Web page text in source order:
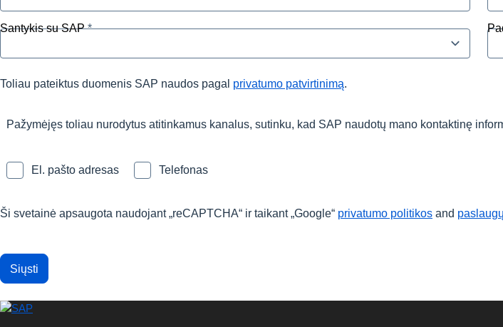
Santykis su SAP
Toliau pateiktus duomenis SAP naudos pagal privatumo patvirtinimą.
Pažymėjęs toliau nurodytus atitinkamus kanalus, sutinku, kad SAP naudotų mano kontaktinę
El. pašto adresas Telefonas
Ši svetainė apsaugota naudojant „reCAPTCHA“ ir taikant „Google“ privatumo politikos and
Siųsti